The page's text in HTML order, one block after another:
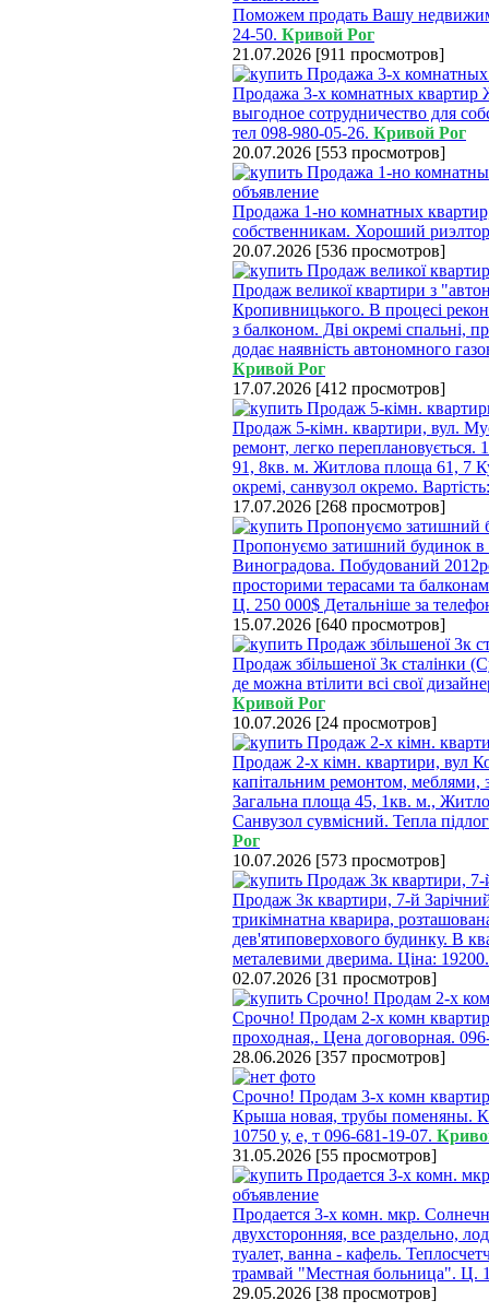
Поможем продать Вашу
24-50. Кривой Рог
21.07.2026 [911 просмотров]
Продажа 3-х комнатных
выгодное сотрудничество для
тел 098-980-05-26. Кривой Рог
20.07.2026 [553 просмотров]
Продажа 1-но комнатных
собственникам. Хороший
20.07.2026 [536 просмотров]
Продаж великої квартири з
Кропивницького. В процесі
з балконом. Дві окремі спальні,
додає наявність автономного
Кривой Рог
17.07.2026 [412 просмотров]
Продаж 5-кімн. квартири, вул.
ремонт, легко переплановується.
91, 8кв. м. Житлова площа 61, 7
окремі, санвузол окремо.
17.07.2026 [268 просмотров]
Пропонуємо затишний будинок в
Виноградова. Побудований
просторими терасами та
Ц. 250 000$ Детальніше за
15.07.2026 [640 просмотров]
Продаж збільшеної 3к сталінки
де можна втілити всі свої
Кривой Рог
10.07.2026 [24 просмотров]
Продаж 2-х кімн. квартири, вул
капітальним ремонтом, меблями,
Загальна площа 45, 1кв. м.,
Санвузол сувмісний. Тепла
Рог
10.07.2026 [573 просмотров]
Продаж 3к квартири, 7-й
трикімнатна кварира,
дев'ятиповерхового будинку. В
металевими дверима. Ціна:
02.07.2026 [31 просмотров]
Срочно! Продам 2-х комн
проходная,. Цена договорная.
28.06.2026 [357 просмотров]
Срочно! Продам 3-х комн
Крыша новая, трубы поменяны.
10750 у, е, т 096-681-19-07.
31.05.2026 [55 просмотров]
Продается 3-х комн. мкр.
двухсторонняя, все раздельно,
туалет, ванна - кафель.
трамвай "Местная больница". Ц.
29.05.2026 [38 просмотров]